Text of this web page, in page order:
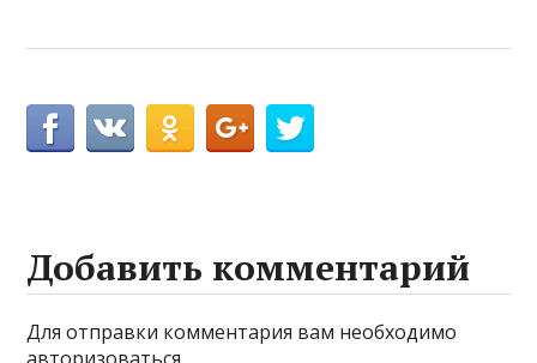
Добавить комментарий
Для отправки комментария вам необходимо